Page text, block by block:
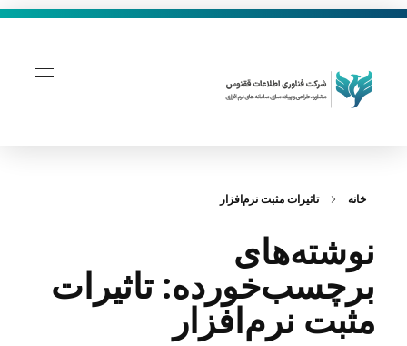
خانه تاثیرات مثبت نرم‌افزار
نوشته‌های
برچسب‌خورده: تاثیرات
مثبت نرم‌افزار